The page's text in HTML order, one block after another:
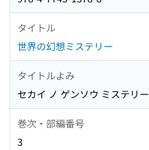
タイトル
世界の幻想ミステリー
タイトルよみ
セカイ ノ ゲンソウ ミステリー
巻次・部編番号
3